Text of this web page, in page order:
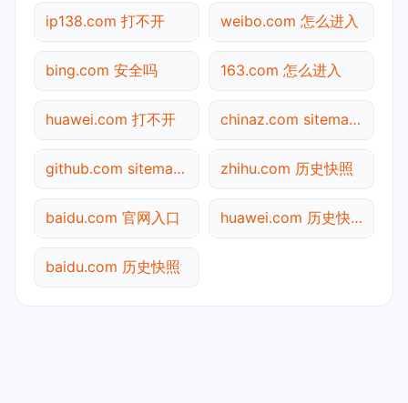
ip138.com 打不开 weibo.com 怎么进入
bing.com 安全吗 163.com 怎么进入
huawei.com 打不开 chinaz.com sitemap.xml检测
github.com sitemap.xml检测 zhihu.com 历史快照
baidu.com 官网入口 huawei.com 历史快照
baidu.com 历史快照